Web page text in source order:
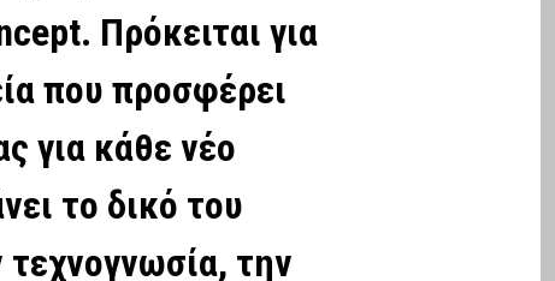
Πρόκειται για
που προσφέρει
για κάθε νέο
το δικό του
την